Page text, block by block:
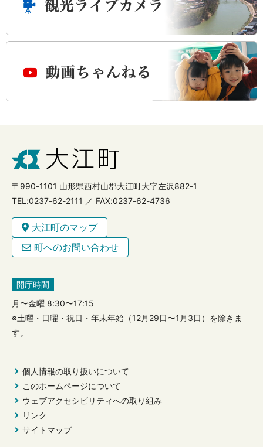
〒990-1101 山形県西村山郡大江町大字左沢882-1
TEL:0237-62-2111 ／ FAX:0237-62-4736
大江町のマップ
町へのお問い合わせ
開庁時間
月〜金曜 8:30〜17:15
※土曜・日曜・祝日・年末年始（12月29日〜1月3日）を除きま
す。
個人情報の取り扱いについて
このホームページについて
ウェブアクセシビリティへの取り組み
リンク
サイトマップ